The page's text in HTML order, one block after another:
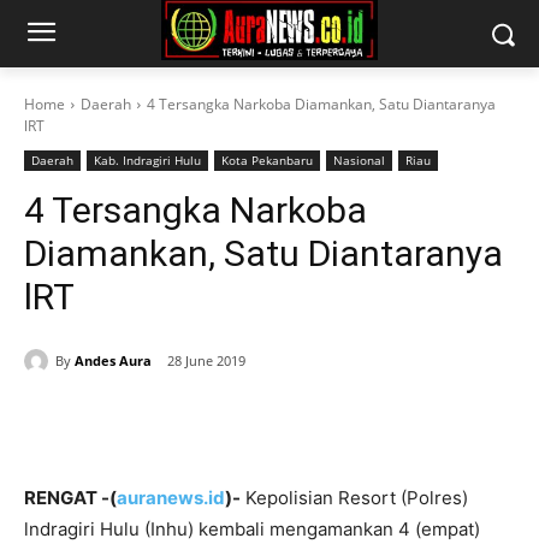
Home Daerah
4 Tersangka Narkoba Diamankan, Satu Diantaranya
lRT
Daerah Kab. Indragiri Hulu Kota Pekanbaru Nasional Riau
4 Tersangka Narkoba
Diamankan, Satu Diantaranya
lRT
By Andes Aura 28 June 2019
RENGAT -(auranews.id)- Kepolisian Resort (Polres)
lndragiri Hulu (Inhu) kembali mengamankan 4 (empat)